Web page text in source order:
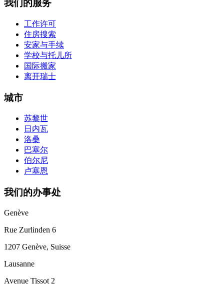
我们的服务
工作许可
住房搜索
安家与手续
学校与托儿所
国际搬家
离开瑞士
城市
苏黎世
日内瓦
洛桑
巴塞尔
伯尔尼
卢塞恩
我们的办事处
Genève
Rue Zurlinden 6
1207 Genève, Suisse
Lausanne
Avenue Tissot 2